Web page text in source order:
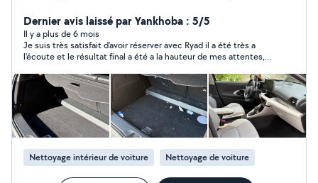
tout le matériel nécessaire. Prestations soignées et
rapides : aspiration complète, dépoussiérage,
plastiques, sièges, tapis, coffre et finitions détaillées.
Intervention sur voitures, utilitaires et camions.
Disponible en Île-de-France, pour particuliers et
professionnels. N'hésitez pas à me contacter pour un
service sérieux et de qualité.
Dernier avis laissé par Yankhoba : 5/5
Il y a plus de 6 mois
Je suis très satisfait d'avoir réserver avec Ryad il a été très a
l'écoute et le résultat final a été a la hauteur de mes attentes,
Nettoyage intérieur de voiture Nettoyage de voiture